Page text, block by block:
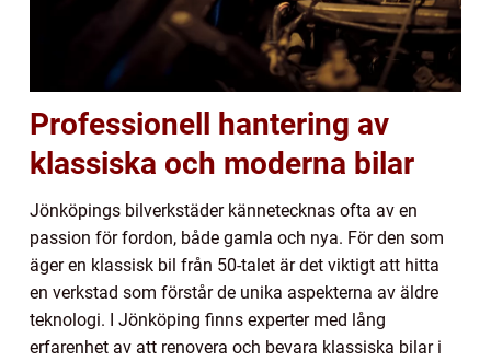
Professionell hantering av
klassiska och moderna bilar
Jönköpings bilverkstäder kännetecknas ofta av en
passion för fordon, både gamla och nya. För den som
äger en klassisk bil från 50-talet är det viktigt att hitta
en verkstad som förstår de unika aspekterna av äldre
teknologi. I Jönköping finns experter med lång
erfarenhet av att renovera och bevara klassiska bilar i